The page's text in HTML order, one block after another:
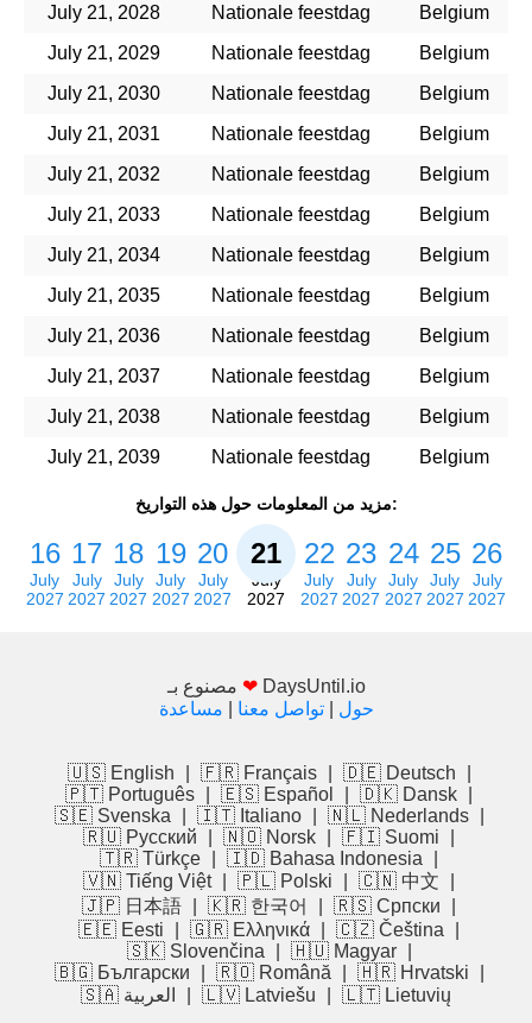
July 21, 2028
Nationale feestdag
Belgium
July 21, 2029
Nationale feestdag
Belgium
July 21, 2030
Nationale feestdag
Belgium
July 21, 2031
Nationale feestdag
Belgium
July 21, 2032
Nationale feestdag
Belgium
July 21, 2033
Nationale feestdag
Belgium
July 21, 2034
Nationale feestdag
Belgium
July 21, 2035
Nationale feestdag
Belgium
July 21, 2036
Nationale feestdag
Belgium
July 21, 2037
Nationale feestdag
Belgium
July 21, 2038
Nationale feestdag
Belgium
July 21, 2039
Nationale feestdag Belgium
مزيد من المعلومات حول هذه التواريخ:
16
July
2027
17
July
2027
18
July
2027
19
July
2027
20
July
2027
21
July
2027
22
July
2027
23
July
2027
24
July
2027
25
July
2027
26
July
2027
❤ DaysUntil.io
حول |تواصل معنا مساعدة
🇺🇸 English 🇫🇷 Français 🇩🇪 Deutsch
🇵🇹 Português
🇪🇸 Español 🇩🇰 Dansk
🇸🇪 Svenska
🇮🇹 Italiano 🇳🇱 Nederlands
🇷🇺 Русский
🇳🇴 Norsk 🇫🇮 Suomi
🇹🇷 Türkçe
🇮🇩 Bahasa Indonesia
🇻🇳 Tiếng Việt
🇵🇱 Polski 🇨🇳 中文
🇯🇵 日本語
🇰🇷 한국어 🇷🇸 Српски
🇪🇪 Eesti
🇬🇷 Ελληνικά 🇨🇿 Čeština
🇸🇰 Slovenčina
🇭🇺 Magyar
🇧🇬 Български
🇷🇴 Română 🇭🇷 Hrvatski
🇸🇦 العربية
🇱🇻 Latviešu 🇱🇹 Lietuvių